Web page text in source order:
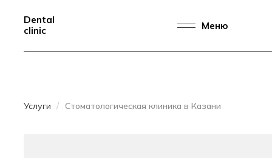
Dental
clinic
Меню
Услуги Стоматологическая клиника в Казани